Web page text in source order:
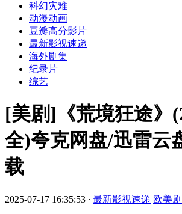
科幻灾难
动漫动画
豆瓣高分影片
最新影视速递
海外剧集
纪录片
综艺
[美剧]《荒境狂途》
全)夸克网盘/迅雷云
载
2025-07-17 16:35:53 · 最新影视速递 欧美剧